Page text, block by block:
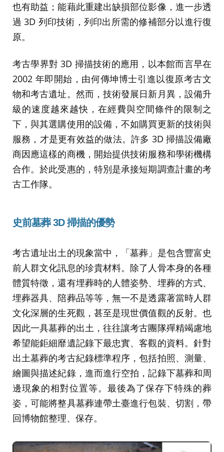
也有助益；能藉此重建出缺損部位影像，進一步透
過 3D 列印技術，列印出所需的修補部分以進行復
原。
考古學界對 3D 掃描技術的應用，以本館而言早在
2002 年即開始，由何傳坤博士引進以復原考古文
物和考古遺址。然而，技術發展日新月異，設備升
級的速度越來越快，在經費與空間條件的限制之
下，與其選購使用的設備，不如購買更新的技術與
服務，才是更有效益的做法。許多 3D 掃描設備廠
商因應這樣的商機，開始提供技術服務和學術機構
合作。於此受惠的，特別是承接短期調查計畫的考
古工作隊。
史前墓葬 3D掃描的優勢
考古遺址出土的現象當中，「墓葬」是包含豐富史
前人群文化訊息的珍貴材料。除了人骨本身的各種
體質特徵，還有埋葬時的人體姿勢、埋葬的方式、
埋葬器具、陪葬品等等，無一不是透露著當時人群
文化深層的生死觀，甚至是現世價值觀的反射。也
因此一具墓葬的出土，往往讓考古團隊殫精竭慮地
希望能鉅細靡遺記錄下最忠實、客觀的資料。針對
出土墓葬的考古紀錄標準程序，包括拍照、測量、
繪圖與描述紀錄，進而進行空拍，記錄下墓葬和周
邊現象的相對位置等。最後為了保存下特殊的葬
姿，可能將整具墓葬連帶土臺進行包裝、切割，帶
回博物館整理、保存。